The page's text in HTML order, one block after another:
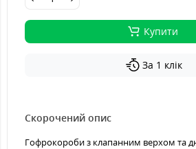
Купити
За 1 клік
Скорочений опис
Гофрокороби з клапанним верхом та